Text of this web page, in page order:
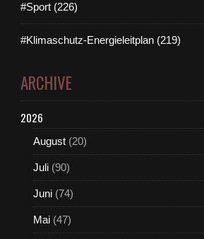
#Sport (226)
#Klimaschutz-Energieleitplan (219)
ARCHIVE
2026
August (20)
Juli (90)
Juni (74)
Mai (47)